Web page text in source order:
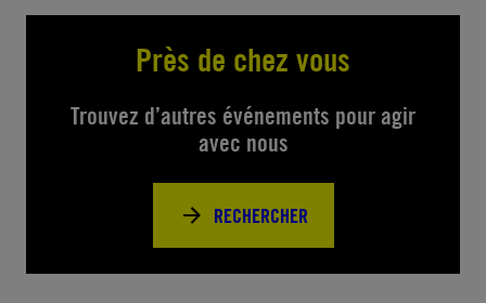
Près de chez vous
Trouvez d’autres événements pour agir
avec nous
RECHERCHER